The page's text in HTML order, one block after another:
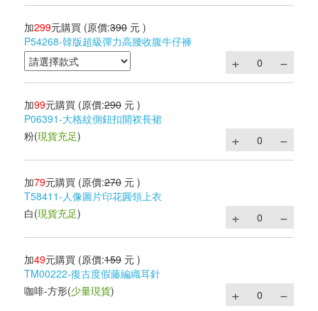
加299元購買 (原價:390 元 )
P54268-韓版超級彈力高腰收腹牛仔褲
加99元購買 (原價:290 元 )
P06391-大格紋側鈕扣開衩長裙
粉(現貨充足)
加79元購買 (原價:270 元 )
T58411-人像圖片印花圓領上衣
白(現貨充足)
加49元購買 (原價:159 元 )
TM00222-復古度假藤編織耳針
咖啡-方形(少量現貨)